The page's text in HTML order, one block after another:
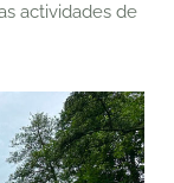
actividades de